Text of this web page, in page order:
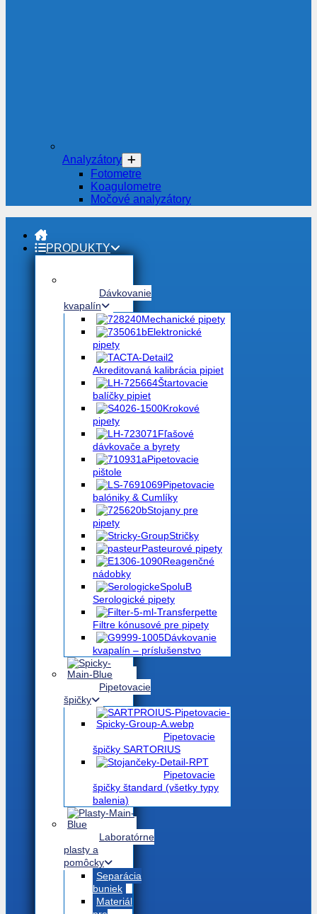
Analyzátory
Fotometre
Koagulometre
Močové analyzátory
PRODUKTY
Dávkovanie
kvapalín
Mechanické pipety
Elektronické
pipety
Akreditovaná kalibrácia pipiet
Štartovacie
balíčky pipiet
Krokové
pipety
Fľašové
dávkovače a byrety
Pipetovacie
pištole
Pipetovacie
balóniky & Cumlíky
Stojany pre
pipety
Stričky
Pasteurové pipety
Reagenčné
nádobky
Serologické pipety
Filtre kónusové pre pipety
Dávkovanie
kvapalín – príslušenstvo
Pipetovacie
špičky
Pipetovacie
špičky SARTORIUS
Pipetovacie
špičky štandard (všetky typy
balenia)
Laboratórne
plasty a
pomôcky
Separácia
buniek
Materiál